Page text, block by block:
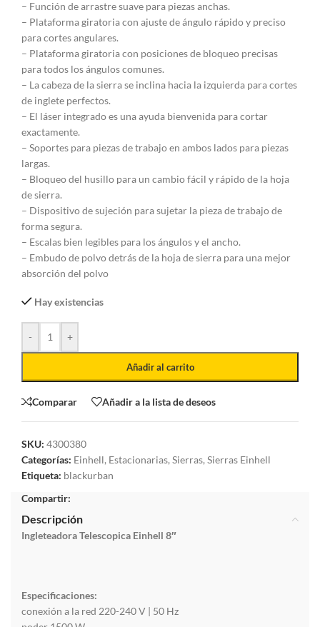
– Función de arrastre suave para piezas anchas.
– Plataforma giratoria con ajuste de ángulo rápido y preciso
para cortes angulares.
– Plataforma giratoria con posiciones de bloqueo precisas
para todos los ángulos comunes.
– La cabeza de la sierra se inclina hacia la izquierda para cortes
de inglete perfectos.
– El láser integrado es una ayuda bienvenida para cortar
exactamente.
– Soportes para piezas de trabajo en ambos lados para piezas
largas.
– Bloqueo del husillo para un cambio fácil y rápido de la hoja
de sierra.
– Dispositivo de sujeción para sujetar la pieza de trabajo de
forma segura.
– Escalas bien legibles para los ángulos y el ancho.
– Embudo de polvo detrás de la hoja de sierra para una mejor
absorción del polvo
Hay existencias
- +
Añadir al carrito
Comparar Añadir a la lista de deseos
SKU: 4300380
Categorías: Einhell, Estacionarias, Sierras, Sierras Einhell
Etiqueta: blackurban
Compartir:
Descripción
Ingleteadora Telescopica Einhell 8″
Especificaciones:
conexión a la red 220-240 V | 50 Hz